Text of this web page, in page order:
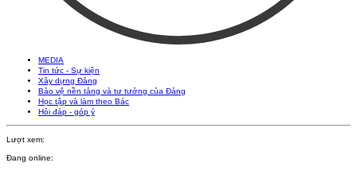
MEDIA
Tin tức - Sự kiện
Xây dựng Đảng
Bảo vệ nền tảng và tư tưởng của Đảng
Học tập và làm theo Bác
Hỏi đáp - góp ý
Lượt xem:
Đang online: